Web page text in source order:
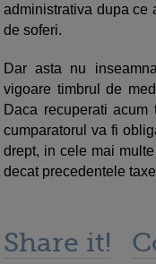
administrativa dupa ce
de soferi.
Dar asta nu
vigoare timbrul de
Daca recuperati
cumparatorul va fi
drept, in cele mai
decat precedentele
Share it!